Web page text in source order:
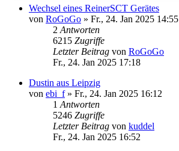
Wechsel eines ReinerSCT Gerätes
von RoGoGo » Fr., 24. Jan 2025 14:55
2 Antworten
6215 Zugriffe
Letzter Beitrag von RoGoGo
Fr., 24. Jan 2025 17:18
Dustin aus Leipzig
von ebi_f» Fr., 24. Jan 2025 16:12
1 Antworten
5246 Zugriffe
Letzter Beitrag von kuddel
Fr., 24. Jan 2025 16:52